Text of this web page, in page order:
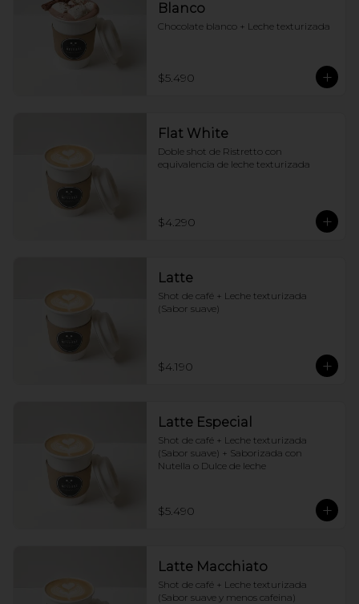
Blanco
Chocolate blanco + Leche texturizada
$5.490
Flat White
Doble shot de Ristretto con
equivalencia de leche texturizada
$4.290
Latte
Shot de café + Leche texturizada
(Sabor suave)
$4.190
Latte Especial
Shot de café + Leche texturizada
(Sabor suave) + Saborizada con
Nutella o Dulce de leche
$5.490
Latte Macchiato
Shot de café + Leche texturizada
(Sabor suave y menos cafeina)